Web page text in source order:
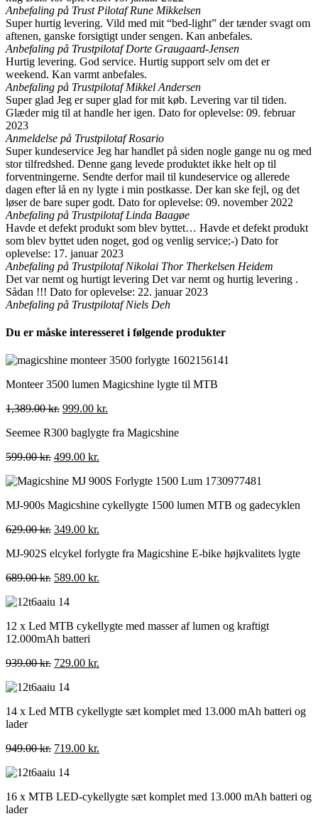
Anbefaling på Trust Pilotaf Rune Mikkelsen
Super hurtig levering. Vild med mit “bed-light” der tænder svagt om
aftenen, ganske forsigtigt under sengen. Kan anbefales.
Anbefaling på Trustpilotaf Dorte Graugaard-Jensen
Hurtig levering. God service. Hurtig support selv om det er
weekend. Kan varmt anbefales.
Anbefaling på Trustpilotaf Mikkel Andersen
Super glad Jeg er super glad for mit køb. Levering var til tiden.
Glæder mig til at handle her igen. Dato for oplevelse: 09. februar
2023
Anmeldelse på Trustpilotaf Rosario
Super kundeservice Jeg har handlet på siden nogle gange nu og med
stor tilfredshed. Denne gang levede produktet ikke helt op til
forventningerne. Sendte derfor mail til kundeservice og allerede
dagen efter lå en ny lygte i min postkasse. Der kan ske fejl, og det
løser de bare super godt. Dato for oplevelse: 09. november 2022
Anbefaling på Trustpilotaf Linda Baagøe
Havde et defekt produkt som blev byttet… Havde et defekt produkt
som blev byttet uden noget, god og venlig service;-) Dato for
oplevelse: 17. januar 2023
Anbefaling på Trustpilotaf Nikolai Thor Therkelsen Heidem
Det var nemt og hurtigt levering Det var nemt og hurtig levering .
Sådan !!! Dato for oplevelse: 22. januar 2023
Anbefaling på Trustpilotaf Niels Deh
Du er måske interesseret i følgende produkter
Monteer 3500 lumen Magicshine lygte til MTB
1,389.00kr. Den
pris
1,389.00 kr..
999.00 kr.
pris
Seemee R300 baglygte fra Magicshine
599.00kr. Den
pris
599.00 kr..
499.00 kr.
pris
499.00 kr..
MJ-900s Magicshine cykellygte 1500 lumen MTB og gadecyklen
629.00kr. Den
pris
629.00 kr..
349.00 kr.
pris
349.00 kr..
MJ-902S elcykel forlygte fra Magicshine E-bike højkvalitets lygte
689.00kr. Den
pris
689.00 kr..
589.00 kr.
589.00 kr..
12 x Led MTB cykellygte med masser af lumen og kraftigt
12.000mAh batteri
939.00kr. Den
pris
939.00 kr..
729.00 kr.
729.00 kr..
14 x Led MTB cykellygte sæt komplet med 13.000 mAh batteri og
lader
949.00kr. Den
pris
949.00 kr..
719.00 kr.
719.00 kr..
16 x MTB LED-cykellygte sæt komplet med 13.000 mAh batteri og
lader